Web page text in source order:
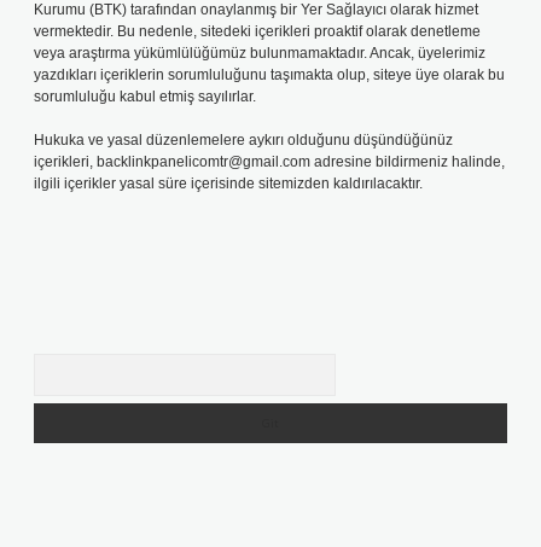
Kurumu (BTK) tarafından onaylanmış bir Yer Sağlayıcı olarak hizmet
vermektedir. Bu nedenle, sitedeki içerikleri proaktif olarak denetleme
veya araştırma yükümlülüğümüz bulunmamaktadır. Ancak, üyelerimiz
yazdıkları içeriklerin sorumluluğunu taşımakta olup, siteye üye olarak bu
sorumluluğu kabul etmiş sayılırlar.
Hukuka ve yasal düzenlemelere aykırı olduğunu düşündüğünüz
içerikleri, backlinkpanelicomtr@gmail.com adresine bildirmeniz halinde,
ilgili içerikler yasal süre içerisinde sitemizden kaldırılacaktır.